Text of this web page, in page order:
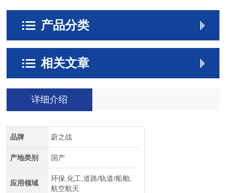
产品分类
相关文章
详细介绍
品牌 蔚之战
产地类别 国产
应用领域
环保,化工,道路/轨道/船舶,
航空航天